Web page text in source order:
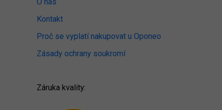
Kontakt
Proč se vyplatí nakupovat u Oponeo
Zásady ochrany soukromí
Záruka kvality: